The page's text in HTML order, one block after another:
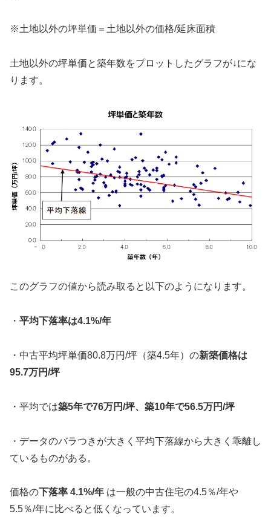
※土地以外の坪単価＝土地以外の価格/延床面積
土地以外の坪単価と築年数をプロットしたグラフが↓にな
ります。
このグラフの値から読み取ると以下のようになります。
・ 平均下落率は4.1%/年
・中古平均坪単価80.8万円/坪（築4.5年）の新築価格は
95.7万円/坪
・平均では築5年で76万円/坪、築10年で56.5万円/坪
・データのバラつきが大きく平均下落線から大きく乖離し
ているものがある。
価格の下落率 4.1%/年 は一般の中古住宅の4.5％/年や
5.5％/年に比べると低くなっています。